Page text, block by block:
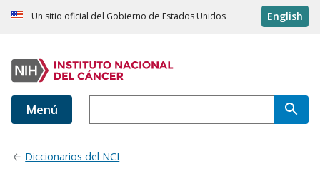
Un sitio oficial del Gobierno de Estados Unidos English
Menú
Diccionarios del NCI